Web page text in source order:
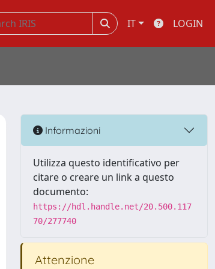
IT LOGIN
Informazioni
Utilizza questo identificativo per
citare o creare un link a questo
documento:
https://hdl.handle.net/20.500.117
70/277740
Attenzione